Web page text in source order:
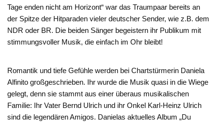
Tage enden nicht am Horizont“ war das Traumpaar bereits an
der Spitze der Hitparaden vieler deutscher Sender, wie z.B. dem
NDR oder BR. Die beiden Sänger begeistern ihr Publikum mit
stimmungsvoller Musik, die einfach im Ohr bleibt!
Romantik und tiefe Gefühle werden bei Chartstürmerin Daniela
Alfinito großgeschrieben. Ihr wurde die Musik quasi in die Wiege
gelegt, denn sie stammt aus einer überaus musikalischen
Familie: Ihr Vater Bernd Ulrich und ihr Onkel Karl-Heinz Ulrich
sind die legendären Amigos. Danielas aktuelles Album „Du